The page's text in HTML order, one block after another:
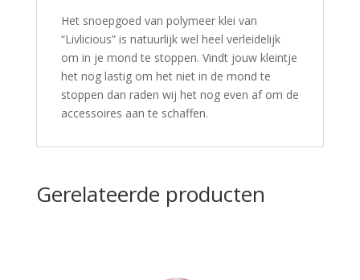
Het snoepgoed van polymeer klei van
“Livlicious” is natuurlijk wel heel verleidelijk
om in je mond te stoppen. Vindt jouw kleintje
het nog lastig om het niet in de mond te
stoppen dan raden wij het nog even af om de
accessoires aan te schaffen.
Gerelateerde producten